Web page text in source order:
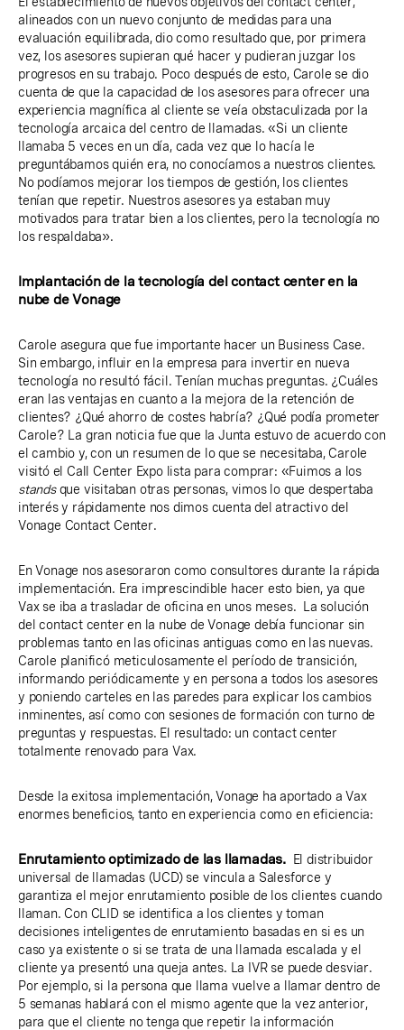
alineados con un nuevo conjunto de medidas para una
evaluación equilibrada, dio como resultado que, por primera
vez, los asesores supieran qué hacer y pudieran juzgar los
progresos en su trabajo. Poco después de esto, Carole se dio
cuenta de que la capacidad de los asesores para ofrecer una
experiencia magnífica al cliente se veía obstaculizada por la
tecnología arcaica del centro de llamadas. «Si un cliente
llamaba 5 veces en un día, cada vez que lo hacía le
preguntábamos quién era, no conocíamos a nuestros clientes.
No podíamos mejorar los tiempos de gestión, los clientes
tenían que repetir. Nuestros asesores ya estaban muy
motivados para tratar bien a los clientes, pero la tecnología no
los respaldaba».
Implantación de la tecnología del contact center en la
nube de Vonage
Carole asegura que fue importante hacer un Business Case.
Sin embargo, influir en la empresa para invertir en nueva
tecnología no resultó fácil. Tenían muchas preguntas. ¿Cuáles
eran las ventajas en cuanto a la mejora de la retención de
clientes? ¿Qué ahorro de costes habría? ¿Qué podía prometer
Carole? La gran noticia fue que la Junta estuvo de acuerdo con
el cambio y, con un resumen de lo que se necesitaba, Carole
visitó el Call Center Expo lista para comprar: «Fuimos a los
standsque visitaban otras personas, vimos lo que despertaba
interés y rápidamente nos dimos cuenta del atractivo del
Vonage Contact Center.
En Vonage nos asesoraron como consultores durante la rápida
implementación. Era imprescindible hacer esto bien, ya que
Vax se iba a trasladar de oficina en unos meses. La solución
del contact center en la nube de Vonage debía funcionar sin
problemas tanto en las oficinas antiguas como en las nuevas.
Carole planificó meticulosamente el período de transición,
informando periódicamente y en persona a todos los asesores
y poniendo carteles en las paredes para explicar los cambios
inminentes, así como con sesiones de formación con turno de
preguntas y respuestas. El resultado: un contact center
totalmente renovado para Vax.
Desde la exitosa implementación, Vonage ha aportado a Vax
enormes beneficios, tanto en experiencia como en eficiencia:
Enrutamiento optimizado de las llamadas.
El distribuidor
universal de llamadas (UCD) se vincula a Salesforce y
garantiza el mejor enrutamiento posible de los clientes cuando
llaman. Con CLID se identifica a los clientes y toman
decisiones inteligentes de enrutamiento basadas en si es un
caso ya existente o si se trata de una llamada escalada y el
cliente ya presentó una queja antes. La IVR se puede desviar.
Por ejemplo, si la persona que llama vuelve a llamar dentro de
5 semanas hablará con el mismo agente que la vez anterior,
para que el cliente no tenga que repetir la información